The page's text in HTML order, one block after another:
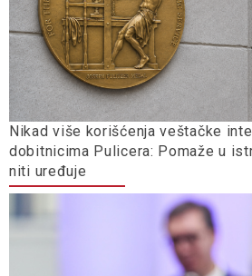
Nikad više korišćenja veštačke
dobitnicima Pulicera: Pomaže u
niti uređuje